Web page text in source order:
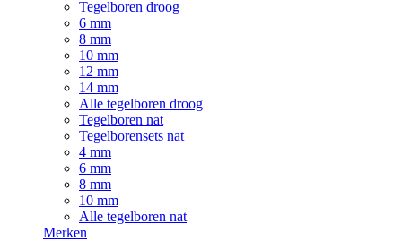
Tegelboren droog
6 mm
8 mm
10 mm
12 mm
14 mm
Alle tegelboren droog
Tegelboren nat
Tegelborensets nat
4 mm
6 mm
8 mm
10 mm
Alle tegelboren nat
Merken